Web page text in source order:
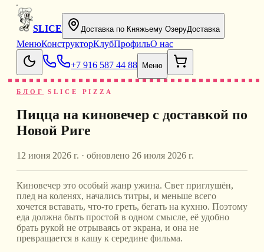
SLICE Доставка по Княжьему ОзеруДоставка
МенюКонструкторКлубПрофильО нас
+7 916 587 44 88 Меню
БЛОГ SLICE PIZZA
Пицца на киновечер с доставкой по
Новой Риге
12 июня 2026 г. · обновлено 26 июля 2026 г.
Киновечер это особый жанр ужина. Свет приглушён,
плед на коленях, начались титры, и меньше всего
хочется вставать, что-то греть, бегать на кухню. Поэтому
еда должна быть простой в одном смысле, её удобно
брать рукой не отрываясь от экрана, и она не
превращается в кашу к середине фильма.